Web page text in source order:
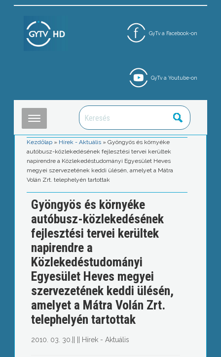
GyTv a Facebook-on
GyTv a Youtube-on
Kezdőlap » Hírek - Aktuális »Gyöngyös és környéke
autóbusz-közlekedésének fejlesztési tervei kerültek
napirendre a Közlekedéstudományi Egyesület Heves
megyei szervezetének keddi ülésén, amelyet a Mátra
Volán Zrt. telephelyén tartottak
Gyöngyös és környéke
autóbusz-közlekedésének
fejlesztési tervei kerültek
napirendre a
Közlekedéstudományi
Egyesület Heves megyei
szervezetének keddi ülésén,
amelyet a Mátra Volán Zrt.
telephelyén tartottak
2010. 03. 30. Hírek - Aktuális